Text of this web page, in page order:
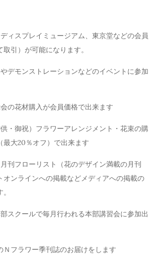
ィスプレイミュージアム、東京堂などの会員
引）が可能になります。
デモンストレーションなどのイベントに参加
の花材購入が会員価格で出来ます
・御祝）フラワーアレンジメント・花束の購
最大20％オフ）で出来ます
刊フローリスト（花のデザイン満載の月刊
オンラインへの掲載などメディアへの掲載の
スクールで毎月行われる本部講習会に参加出
Ｎフラワー季刊誌のお届けをします